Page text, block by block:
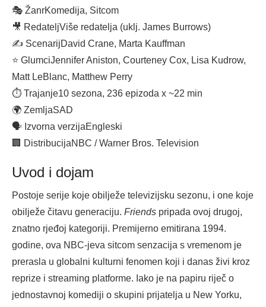
🎭 ŽanrKomedija, Sitcom
🎥 RedateljViše redatelja (uklj. James Burrows)
✍️ ScenarijDavid Crane, Marta Kauffman
⭐ GlumciJennifer Aniston, Courteney Cox, Lisa Kudrow,
Matt LeBlanc, Matthew Perry
⏱ Trajanje10 sezona, 236 epizoda x ~22 min
🌍 ZemljaSAD
🗣 Izvorna verzijaEngleski
🏢 DistribucijaNBC / Warner Bros. Television
Uvod i dojam
Postoje serije koje obilježe televizijsku sezonu, i one koje
obilježe čitavu generaciju. Friends pripada ovoj drugoj,
znatno rjeđoj kategoriji. Premijerno emitirana 1994.
godine, ova NBC-jeva sitcom senzacija s vremenom je
prerasla u globalni kulturni fenomen koji i danas živi kroz
reprize i streaming platforme. Iako je na papiru riječ o
jednostavnoj komediji o skupini prijatelja u New Yorku,